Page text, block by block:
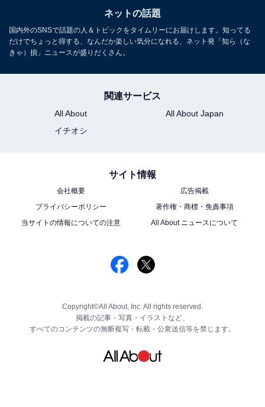
ネットの話題
国内外のSNSで話題の人＆トピックをタイムリーにお届けします。知ってる
だけでちょっと得する、なんだか楽しい気分になれる、ネット発「知ら（な
きゃ）損」ニュースが盛りだくさん。
関連サービス
All About
All About Japan
イチオシ
サイト情報
会社概要
広告掲載
プライバシーポリシー
著作権・商標・免責事項
当サイトの情報についての注意
All About ニュースについて
Copyright©All About, Inc. All rights reserved.
掲載の記事・写真・イラストなど、
すべてのコンテンツの無断複写・転載・公衆送信等を禁じます。